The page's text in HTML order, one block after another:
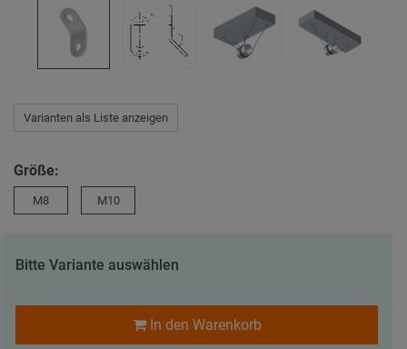
Varianten als Liste anzeigen
Größe:
M8 M10
Bitte Variante auswählen
In den Warenkorb